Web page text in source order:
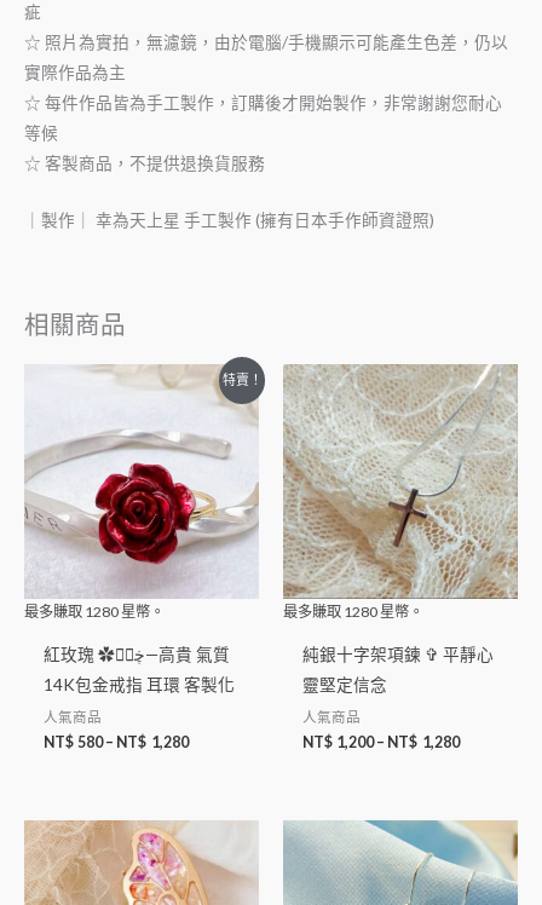
疵
☆ 照片為實拍，無濾鏡，由於電腦/手機顯示可能產生色差，仍以
實際作品為主
☆ 每件作品皆為手工製作，訂購後才開始製作，非常謝謝您耐心
等候
☆ 客製商品，不提供退換貨服務
｜製作｜ 幸為天上星 手工製作 (擁有日本手作師資證照)
相關商品
特賣！
最多賺取 1280 星幣。
紅玫瑰 ✿ڿڰۣ—高貴 氣質
14K包金戒指 耳環 客製化
人氣商品
NT$ 580– NT$ 1,280
最多賺取 1280 星幣。
純銀十字架項鍊 ✞ 平靜心
靈堅定信念
人氣商品
NT$ 1,200– NT$ 1,280